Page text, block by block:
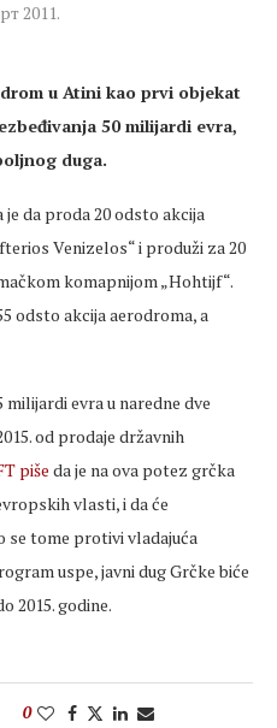
2011.
u Atini kao prvi objekat
50 milijardi evra,
duga.
da proda 20 odsto akcija
Venizelos“ i produži za 20
komapnijom „Hohtijf“.
odsto akcija aerodroma, a
evra u naredne dve
od prodaje državnih
piše da je na ova potez grčka
vlasti, i da će
se tome protivi vladajuća
uspe, javni dug Grčke biće
2015. godine.
0